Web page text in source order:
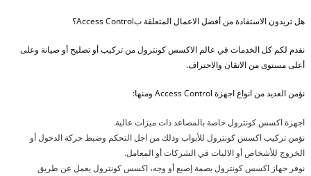
هل تريدون الاستفادة من أفضل الاعمال المتعلقة بAccess Control؟
نقدم لكم كل الخدمات في عالم الاكسس كونترول من تركيب أو تصليح أو صيانة وعلى
أعلى مستوى من الاتقان والاحتراف.
نؤمن العديد من انواع اجهزة Access Control ومنها:
اجهزة اكسس كونترول خاصة بالمصاعد ذات ميزات عالية.
نؤمن تركيب اكسس كونترول للأبواب وذلك من اجل التحكم وضبط حركة الدخول أو
الخروج للأشخاص أو الاليات في الشركات أو المعامل.
نوفر جهاز اكسس كونترول بصمة إصبع أو وجه، اكسس كونترول يعمل عن طريق